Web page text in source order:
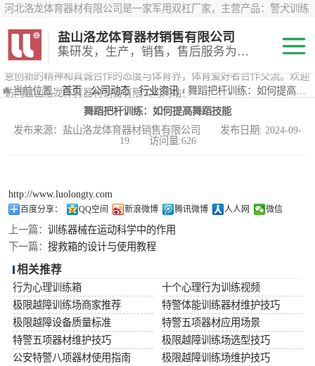
河北洛龙体育器材有限公司是一家军用双杠厂家，主营产品：警犬训练
*训练器材、400米障碍器材、军用单杠、军用双杠、军犬训练器材等训
练器材，咨询攀岩墙价格？在线咨询客服，公司以顾客至上的原则，锐
意创新的精神和真诚合作的态度与体育界，体育爱好者合作交流。欢迎
访问盐山洛龙体育器材销售有限公司网站！
盐山洛龙体育器材销售有限公司
集研发，生产，销售，售后服务为一体
当前位置：首页›公司动态›行业资讯› 舞蹈把杆训练：如何提高舞蹈技能
舞蹈把杆训练：如何提高舞蹈技能
发布来源：盐山洛龙体育器材销售有限公司 发布日期: 2024-09-
19 访问量:626
http://www.luolongty.com
百度分享： QQ空间 新浪微博 腾讯微博 人人网 微信
上一篇： 训练器械在运动科学中的作用
下一篇： 搜救箱的设计与使用教程
相关推荐
行为心理训练箱
十个心理行为训练视频
极限越障训练场商家推荐
特警体能训练器材维护技巧
极限越障设备质量标准
特警五项器材应用场景
特警五项器材维护技巧
极限越障训练场选型技巧
公安特警八项器材使用指南
极限越障训练场维护技巧
200米障碍器材
心理行为训练器
警犬训练器材
军用单双杠
400米障碍器材